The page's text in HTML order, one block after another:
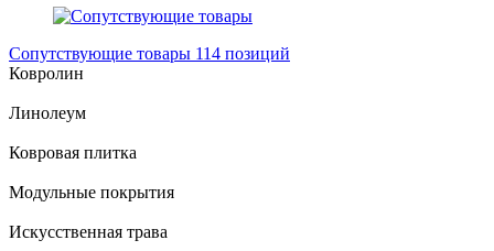
Сопутствующие товары 114 позиций
Ковролин
Линолеум
Ковровая плитка
Модульные покрытия
Искусственная трава